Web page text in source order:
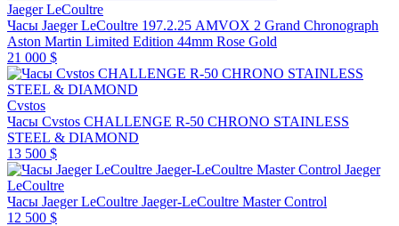
Jaeger LeCoultre
Часы Jaeger LeCoultre 197.2.25 AMVOX 2 Grand Chronograph
Aston Martin Limited Edition 44mm Rose Gold
21 000 $
Cvstos
Часы Cvstos CHALLENGE R-50 CHRONO STAINLESS
STEEL & DIAMOND
13 500 $
Jaeger
LeCoultre
Часы Jaeger LeCoultre Jaeger-LeCoultre Master Control
12 500 $